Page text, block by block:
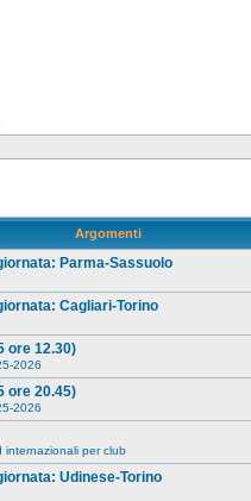
Argomenti
Parma-Sassuolo
Cagliari-Torino
ore 12.30)
2026
ore 20.45)
2026
internazionali per club
Udinese-Torino